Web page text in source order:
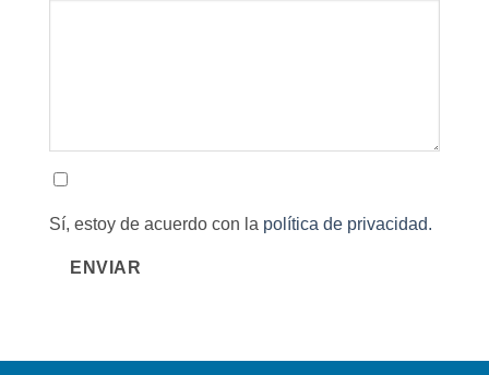
Sí, estoy de acuerdo con la política de privacidad.
ENVIAR